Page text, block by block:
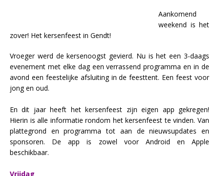
Aankomend
weekend is het
zover! Het kersenfeest in Gendt!
Vroeger werd de kersenoogst gevierd. Nu is het een 3-daags
evenement met elke dag een verrassend programma en in de
avond een feestelijke afsluiting in de feesttent. Een feest voor
jong en oud.
En dit jaar heeft het kersenfeest zijn eigen app gekregen!
Hierin is alle informatie rondom het kersenfeest te vinden. Van
plattegrond en programma tot aan de nieuwsupdates en
sponsoren. De app is zowel voor Android en Apple
beschikbaar.
Vrijdag